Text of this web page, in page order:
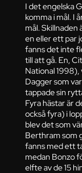
I det engelska
komma i mål. I
mål. Skillnaden
en eller ett par
fanns det inte
till att gå. En,
National
Dagger som
tappade sin
Fyra hästar är
också fyra) i
blev det som
Berthram som
fanns med ett
medan Bonzo
elfte av de 15